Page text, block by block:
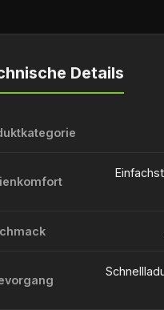
Details